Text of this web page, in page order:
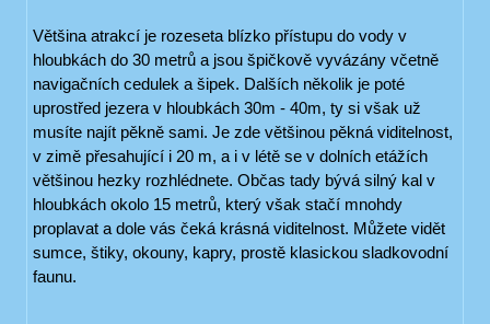
Většina atrakcí je rozeseta blízko přístupu do vody v
hloubkách do 30 metrů a jsou špičkově vyvázány včetně
navigačních cedulek a šipek. Dalších několik je poté
uprostřed jezera v hloubkách 30m - 40m, ty si však už
musíte najít pěkně sami. Je zde většinou pěkná viditelnost,
v zimě přesahující i 20 m, a i v létě se v dolních etážích
většinou hezky rozhlédnete. Občas tady bývá silný kal v
hloubkách okolo 15 metrů, který však stačí mnohdy
proplavat a dole vás čeká krásná viditelnost. Můžete vidět
sumce, štiky, okouny, kapry, prostě klasickou sladkovodní
faunu.